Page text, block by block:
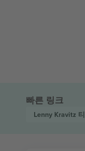
빠른 링크
Lenny Kravitz